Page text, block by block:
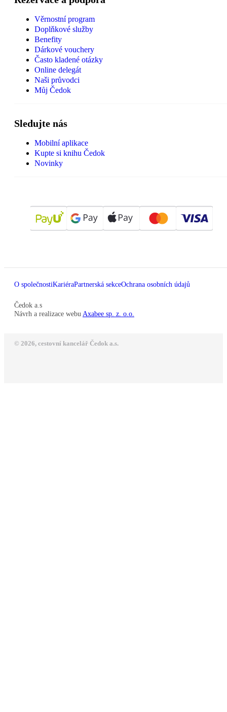
Věrnostní program
Doplňkové služby
Benefity
Dárkové vouchery
Často kladené otázky
Online delegát
Naši průvodci
Můj Čedok
Sledujte nás
Mobilní aplikace
Kupte si knihu Čedok
Novinky
O společnostiKariéraPartnerská sekceOchrana osobních údajů
Čedok a.s
Návrh a realizace webu Axabee sp. z. o.o.
© 2026, cestovní kancelář Čedok a.s.